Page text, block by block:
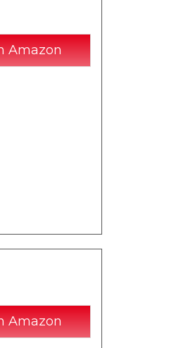
Amazon
Amazon